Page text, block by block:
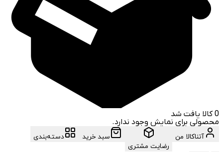
0 کالا یافت شد
محصولی برای نمایش وجود ندارد.
آتناکالا من
رضایت مشتری
سبد خرید دسته‌بندی